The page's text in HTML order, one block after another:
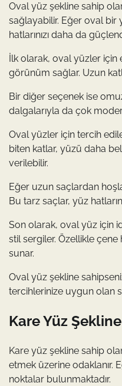
Oval yüz şekline sahip
sağlayabilir. Eğer oval bir
hatlarınızı daha da
İlk olarak, oval yüzler için
görünüm sağlar. Uzun
Bir diğer seçenek ise
dalgalarıyla da çok
Oval yüzler için tercih
biten katlar, yüzü daha
verilebilir.
Eğer uzun saçlardan
Bu tarz saçlar, yüz
Son olarak, oval yüz için
stil sergiler. Özellikle çene
sunar.
Oval yüz şekline
tercihlerinize uygun olan
Kare Yüz
Kare yüz şekline sahip
etmek üzerine odaklanır.
noktalar bulunmaktadır.